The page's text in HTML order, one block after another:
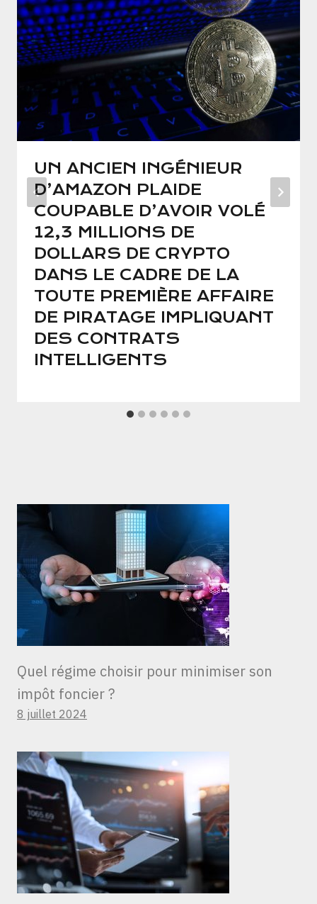
UN ANCIEN INGÉNIEUR
D’AMAZON PLAIDE
COUPABLE D’AVOIR VOLÉ
12,3 MILLIONS DE
DOLLARS DE CRYPTO
DANS LE CADRE DE LA
TOUTE PREMIÈRE AFFAIRE
DE PIRATAGE IMPLIQUANT
DES CONTRATS
INTELLIGENTS
Quel régime choisir pour minimiser son
impôt foncier ?
8 juillet 2024